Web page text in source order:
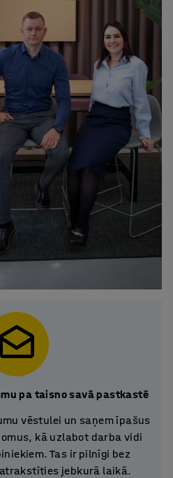
pa taisno savā pastkastē
vēstulei un saņem īpašus
kā uzlabot darba vidi
Tas ir pilnīgi bez
jebkurā laikā.